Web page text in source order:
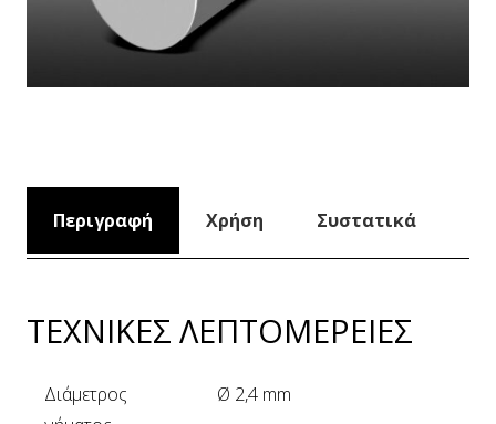
Περιγραφή Χρήση Συστατικά
ΤΕΧΝΙΚΕΣ ΛΕΠΤΟΜΕΡΕΙΕΣ
Διάμετρος
Ø 2,4 mm